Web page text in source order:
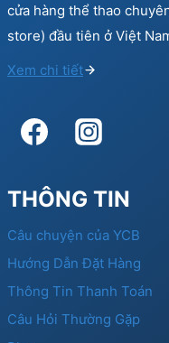
cửa hàng thể thao
store) đầu tiên ở Việt
Xem chi tiết
THÔNG TIN
Câu chuyện của YCB
Hướng Dẫn Đặt Hàng
Thông Tin Thanh Toán
Câu Hỏi Thường Gặp